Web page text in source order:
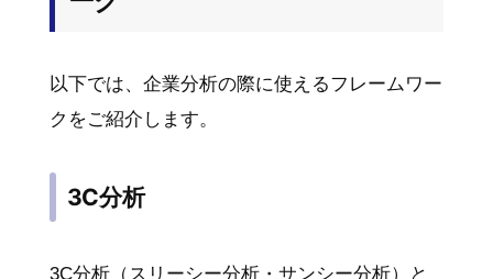
以下では、企業分析の際に使えるフレームワー
クをご紹介します。
3C分析
3C分析（スリーシー分析・サンシー分析）と